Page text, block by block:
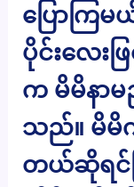
ပြောကြ
ပိုင်းလေး
က မိမိနာ
သည်။ မိ
တယ်ဆိုရင်